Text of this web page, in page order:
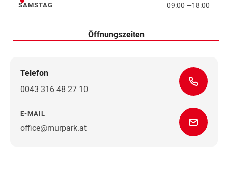
Samstag
SAMSTAG 09:00 —18:00
Öffnungszeiten
Telefon
0043 316 48 27 10
E-MAIL
office@murpark.at